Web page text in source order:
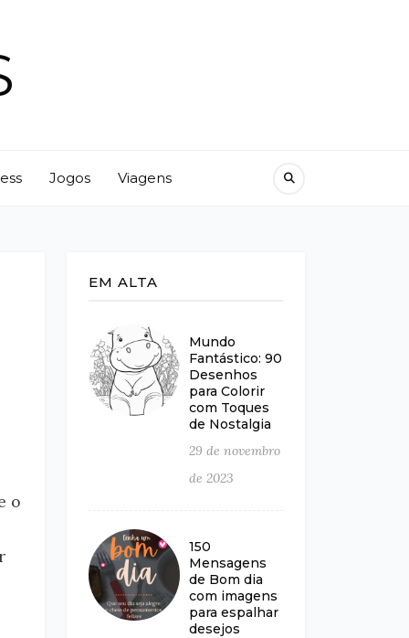
Jogos Viagens
o
EM ALTA
Mundo
Fantástico: 90
Desenhos
para Colorir
com Toques
de Nostalgia
29 de novembro
de 2023
150
Mensagens
de Bom dia
com imagens
para espalhar
desejos